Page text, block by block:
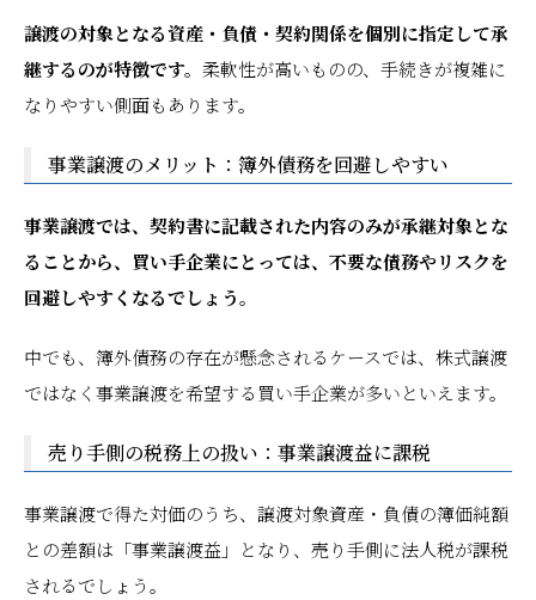
譲渡の対象となる資産・負債・契約関係を個別に指定して承
継するのが特徴です。 柔軟性が高いものの、手続きが複雑に
なりやすい側面もあります。
事業譲渡のメリット：簿外債務を回避しやすい
事業譲渡では、契約書に記載された内容のみが承継対象とな
ることから、買い手企業にとっては、不要な債務やリスクを
回避しやすくなるでしょう。
中でも、簿外債務の存在が懸念されるケースでは、株式譲渡
ではなく事業譲渡を希望する買い手企業が多いといえます。
売り手側の税務上の扱い：事業譲渡益に課税
事業譲渡で得た対価のうち、譲渡対象資産・負債の簿価純額
との差額は「事業譲渡益」となり、売り手側に法人税が課税
されるでしょう。